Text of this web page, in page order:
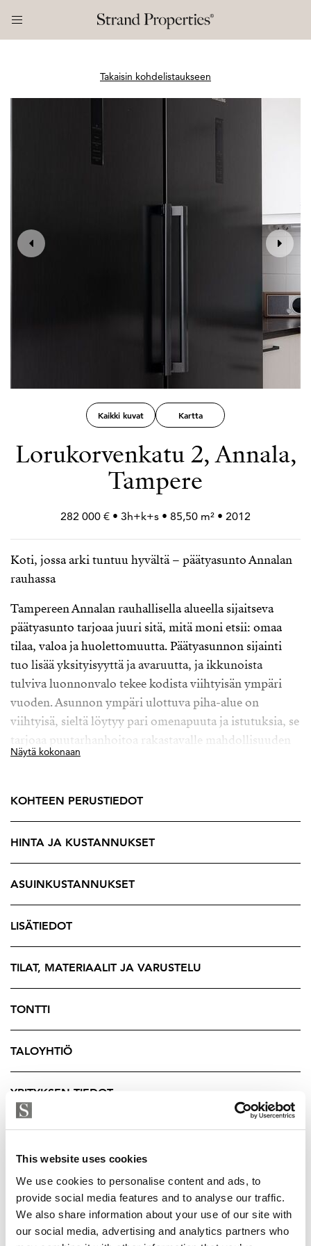
This website uses cookies
We use cookies to personalise content and ads, to
provide social media features and to analyse our traffic.
We also share information about your use of our site with
our social media, advertising and analytics partners who
Takaisin kohdelistaukseen
Kaikki kuvat Kartta
Lorukorvenkatu 2, Annala,
Tampere
282 000 € • 3h+k+s • 85,50 m² • 2012
Koti, jossa arki tuntuu hyvältä – päätyasunto Annalan
rauhassa
Tampereen Annalan rauhallisella alueella sijaitseva
päätyasunto tarjoaa juuri sitä, mitä moni etsii: omaa
tilaa, valoa ja huolettomuutta. Päätyasunnon sijainti
tuo lisää yksityisyyttä ja avaruutta, ja ikkunoista
tulviva luonnonvalo tekee kodista viihtyisän ympäri
vuoden. Asunnon ympäri ulottuva piha-alue on
viihtyisä, sieltä löytyy pari omenapuuta ja istutuksia, se
tarjoaa puutarhanhoitoa rakastavalle mahdollisuuden
toteuttaa pihaunelmia.
keittiö muodostavat yhtenäisen, kutsuvan tilan.
Varaava takka luo lämpöä ja tunnelmaa – paikka, jonka
ääreen on helppo kokoontua niin arkena kuin
juhlassakin. Kuvittele ilta, jolloin sytytät takan, valo
pehmenee olohuoneessa ja arki hidastuu hetkeksi.
Tässä kodissa se ei ole poikkeus – vaan osa jokaista
päivää.
Kodin eritasoisuus luo etuja, sillä kun makuutilat on
kätevästi yläkerrassa yhdessä saunaosaston kanssa tuo
se perheen arjen sujuvuudelle etuja. Toisen
makuuhuoneen yhteydessä on tilava lasitettu
Yläkerta rauhoittuu levolle, makuuhuoneet tarjoavat
Ja kun astut ulos…
lasitettu terassi jatkaa kesää pitkälle syksyyn, ja
parvekkeella voi nauttia aamukahvin tai ilta-auringon
toimii kätevästi olohuoneen jatkeena ja siellä oleva
lämmitin mahdollistaa oleskelun myös myöhäiseen
syksyyn saakka.
Arjen helppoutta lisää suoraan kodin edessä sijaitseva
Näytä kokonaan
KOHTEEN PERUSTIEDOT
HINTA JA KUSTANNUKSET
ASUINKUSTANNUKSET
LISÄTIEDOT
TILAT, MATERIAALIT JA VARUSTELU
TONTTI
TALOYHTIÖ
YRITYKSEN TIEDOT